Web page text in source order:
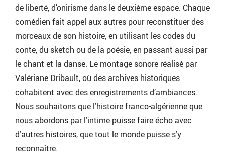
de liberté, d’onirisme dans le deuxième espace. Chaque
comédien fait appel aux autres pour reconstituer des
morceaux de son histoire, en utilisant les codes du
conte, du sketch ou de la poésie, en passant aussi par
le chant et la danse. Le montage sonore réalisé par
Valériane Dribault, où des archives historiques
cohabitent avec des enregistrements d’ambiances.
Nous souhaitons que l’histoire franco-algérienne que
nous abordons par l’intime puisse faire écho avec
d’autres histoires, que tout le monde puisse s’y
reconnaître.